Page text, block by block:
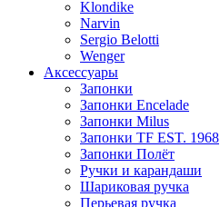
Klondike
Narvin
Sergio Belotti
Wenger
Аксессуары
Запонки
Запонки Encelade
Запонки Milus
Запонки TF EST. 1968
Запонки Полёт
Ручки и карандаши
Шариковая ручка
Перьевая ручка